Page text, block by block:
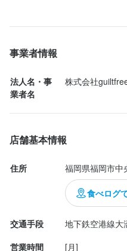
ラッと変わったのがおもしろか
事業者情報
法人名・事
業者名
株式会社
店舗基本情報
住所 福岡県福岡市
食べログ
交通手段
地下鉄空港線大
営業時間
[月]